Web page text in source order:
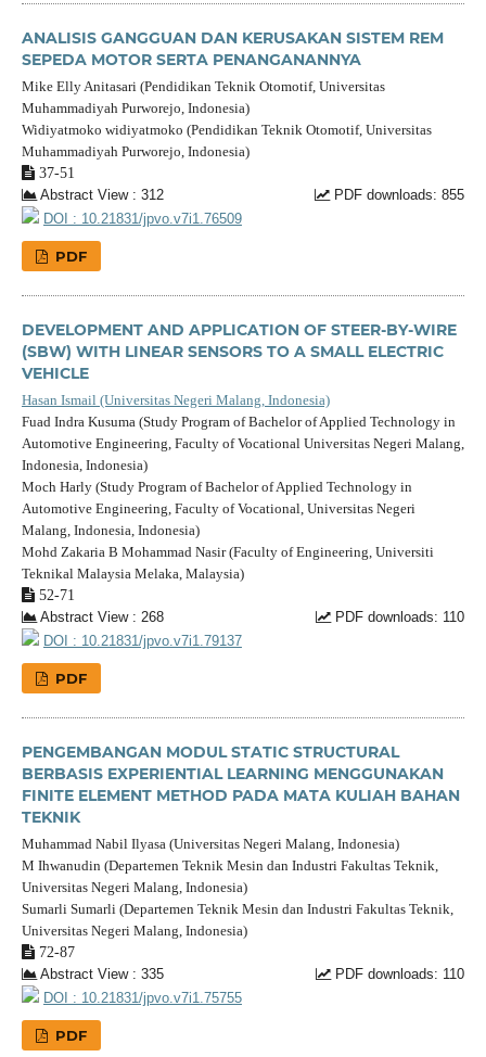
ANALISIS GANGGUAN DAN KERUSAKAN SISTEM REM
SEPEDA MOTOR SERTA PENANGANANNYA
Mike Elly Anitasari (Pendidikan Teknik Otomotif, Universitas
Muhammadiyah Purworejo, Indonesia)
Widiyatmoko widiyatmoko (Pendidikan Teknik Otomotif, Universitas
Muhammadiyah Purworejo, Indonesia)
37-51
Abstract View : 312
PDF downloads: 855
DOI : 10.21831/jpvo.v7i1.76509
PDF
DEVELOPMENT AND APPLICATION OF STEER-BY-WIRE
(SBW) WITH LINEAR SENSORS TO A SMALL ELECTRIC
VEHICLE
Hasan Ismail (Universitas Negeri Malang, Indonesia)
Fuad Indra Kusuma (Study Program of Bachelor of Applied Technology in
Automotive Engineering, Faculty of Vocational Universitas Negeri Malang,
Indonesia, Indonesia)
Moch Harly (Study Program of Bachelor of Applied Technology in
Automotive Engineering, Faculty of Vocational, Universitas Negeri
Malang, Indonesia, Indonesia)
Mohd Zakaria B Mohammad Nasir (Faculty of Engineering, Universiti
Teknikal Malaysia Melaka, Malaysia)
52-71
Abstract View : 268
PDF downloads: 110
DOI : 10.21831/jpvo.v7i1.79137
PDF
PENGEMBANGAN MODUL STATIC STRUCTURAL
BERBASIS EXPERIENTIAL LEARNING MENGGUNAKAN
FINITE ELEMENT METHOD PADA MATA KULIAH BAHAN
TEKNIK
Muhammad Nabil Ilyasa (Universitas Negeri Malang, Indonesia)
M Ihwanudin (Departemen Teknik Mesin dan Industri Fakultas Teknik,
Universitas Negeri Malang, Indonesia)
Sumarli Sumarli (Departemen Teknik Mesin dan Industri Fakultas Teknik,
Universitas Negeri Malang, Indonesia)
72-87
Abstract View : 335
PDF downloads: 110
DOI : 10.21831/jpvo.v7i1.75755
PDF